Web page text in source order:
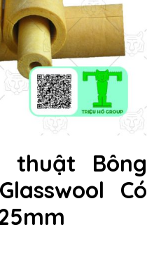
thuật Bông
Có